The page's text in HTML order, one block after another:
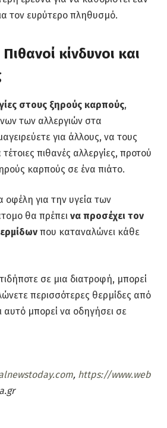
τον ευρύτερο πληθυσμό.
κίνδυνοι και
στους ξηρούς καρπούς,
των αλλεργιών στα
για άλλους, να τους
πιθανές αλλεργίες, προτού
καρπούς σε ένα πιάτο.
οφέλη για την υγεία των
θα πρέπει να προσέχει τον
που καταναλώνει κάθε
σε μια διατροφή, μπορεί
περισσότερες θερμίδες από
αυτό μπορεί να οδηγήσει σε
, https://www.web